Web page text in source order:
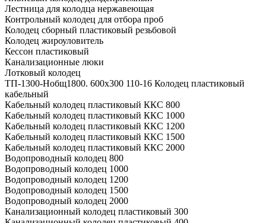
Лестница для колодца нержавеющая
Контрольный колодец для отбора проб
Колодец сборный пластиковый резьбовой
Колодец жироуловитель
Кессон пластиковый
Канализационные люки
Лотковый колодец
ТП-1300-Hобщ1800. 600х300 110-16 Колодец пластиковый
кабельный
Кабельный колодец пластиковый ККС 800
Кабельный колодец пластиковый ККС 1000
Кабельный колодец пластиковый ККС 1200
Кабельный колодец пластиковый ККС 1500
Кабельный колодец пластиковый ККС 2000
Водопроводный колодец 800
Водопроводный колодец 1000
Водопроводный колодец 1200
Водопроводный колодец 1500
Водопроводный колодец 2000
Канализационный колодец пластиковый 300